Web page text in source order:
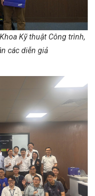
Kỹ thuật Công trình,
các diễn giả